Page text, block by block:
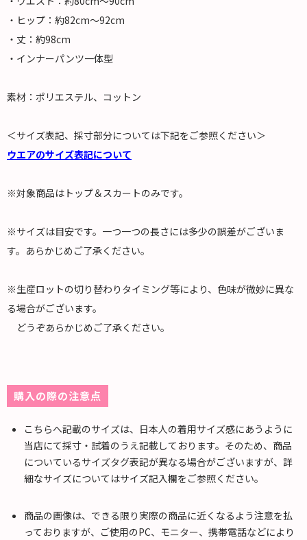
・ヒップ：約82cm～92cm
・丈：約98cm
・インナーパンツ一体型
素材：ポリエステル、コットン
＜サイズ表記、採寸部分については下記をご参照ください＞
ウエアのサイズ表記について
※対象商品はトップ＆スカートのみです。
※サイズは目安です。一つ一つの長さには多少の誤差がございま
す。あらかじめご了承ください。
※生産ロットの切り替わりタイミング等により、色味が微妙に異な
る場合がございます。
どうぞあらかじめご了承ください。
購入の際の注意点
こちらへ記載のサイズは、日本人の着用サイズ感にあうように
当店にて採寸・試着のうえ記載しております。そのため、商品
についているサイズタグ表記が異なる場合がございますが、詳
細なサイズについてはサイズ記入欄をご参照ください。
商品の画像は、できる限り実際の商品に近くなるよう注意を払
っておりますが、ご使用のPC、モニター、携帯電話などにより